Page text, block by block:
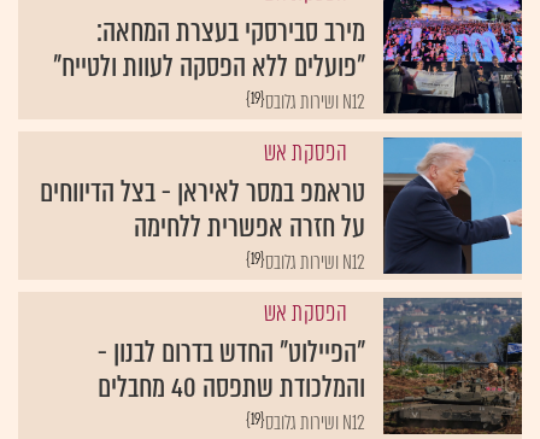
מירב סבירסקי בעצרת המחאה:
"פועלים ללא הפסקה לעוות ולטייח"
{19} N12 ושירות גלובס
הפסקת אש
טראמפ במסר לאיראן - בצל הדיווחים
על חזרה אפשרית ללחימה
{19} N12 ושירות גלובס
הפסקת אש
"הפיילוט" החדש בדרום לבנון -
והמלכודת שתפסה 40 מחבלים
{19} N12 ושירות גלובס